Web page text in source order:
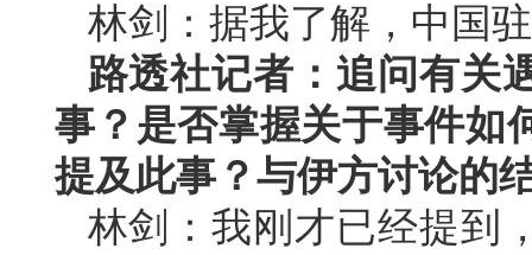
林剑：据我了解，中国
路透社记者：追问有关
事？是否掌握关于事件如
提及此事？与伊方讨论的
林剑：我刚才已经提到